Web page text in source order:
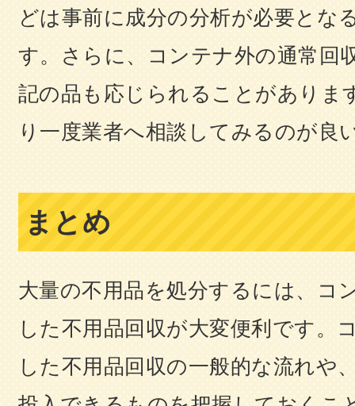
どは事前に成分の分析が必要とな
す。さらに、コンテナ外の通常回
記の品も応じられることがありま
り一度業者へ相談してみるのが良
まとめ
大量の不用品を処分するには、コ
した不用品回収が大変便利です。
した不用品回収の一般的な流れや